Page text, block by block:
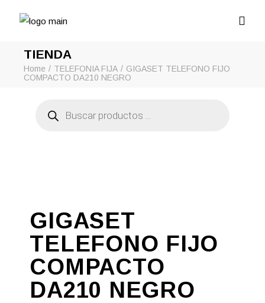
TIENDA
Home TELEFONIA FIJA
GIGASET TELEFONO FIJO
COMPACTO DA210 NEGRO
productos
GIGASET
TELEFONO FIJO
COMPACTO
DA210 NEGRO